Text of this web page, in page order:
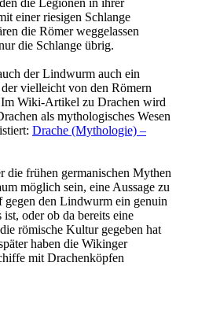
einer riesigen Schlange
die Römer weggelassen
die Schlange übrig.
der Lindwurm auch ein
vielleicht von den Römern
Wiki-Artikel zu Drachen wird
als mythologisches Wesen
Drache (Mythologie) –
die frühen germanischen Mythen
möglich sein, eine Aussage zu
gegen den Lindwurm ein genuin
oder ob da bereits eine
römische Kultur gegeben hat
haben die Wikinger
mit Drachenköpfen